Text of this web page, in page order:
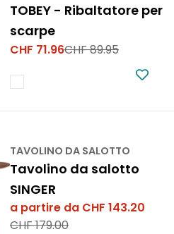
TOBEY - Ribaltatore per
scarpe
Prezzo
vendita
CHF 71.96
Prezzo
CHF 89.95
TAVOLINO DA SALOTTO
Tavolino da salotto
SINGER
Prezzo
a partire da CHF 143.20
Prezzo
CHF 179.00